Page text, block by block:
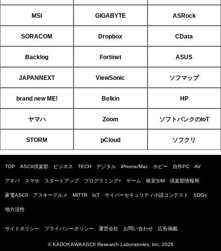
MSI GIGABYTE ASRock
SORACOM Dropbox CData
Backlog Fortinet ASUS
JAPANNEXT ViewSonic ソフマップ
brand new ME! Belkin HP
ヤマハ Zoom ソフトバンクのIoT
STORM pCloud ソフクリ
TOP ASCII倶楽部 ビジネス TECH デジタル iPhone/Mac ホビー 自作PC AV
アキバ スマホ スタートアップ プログラミング+ ゲーム 格安SIM 倶楽部情報局
家電ASCII アスキーグルメ MITTR IoT サイバーセキュリティ小説コンテスト SDGs
地方活性
サイトポリシー プライバシーポリシー 運営会社 お問い合わせ 広告掲載
© KADOKAWA ASCII Research Laboratories, Inc. 2026